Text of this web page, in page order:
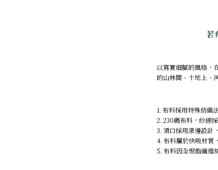
若
以寫實細膩的風格，
的山林間、土地上、
1. 布料採用特殊紡織
2. 230碼布料，紗線
3. 領口採用滾邊設計
4. 布料屬於快吸材質
5. 布料因全聚酯纖維